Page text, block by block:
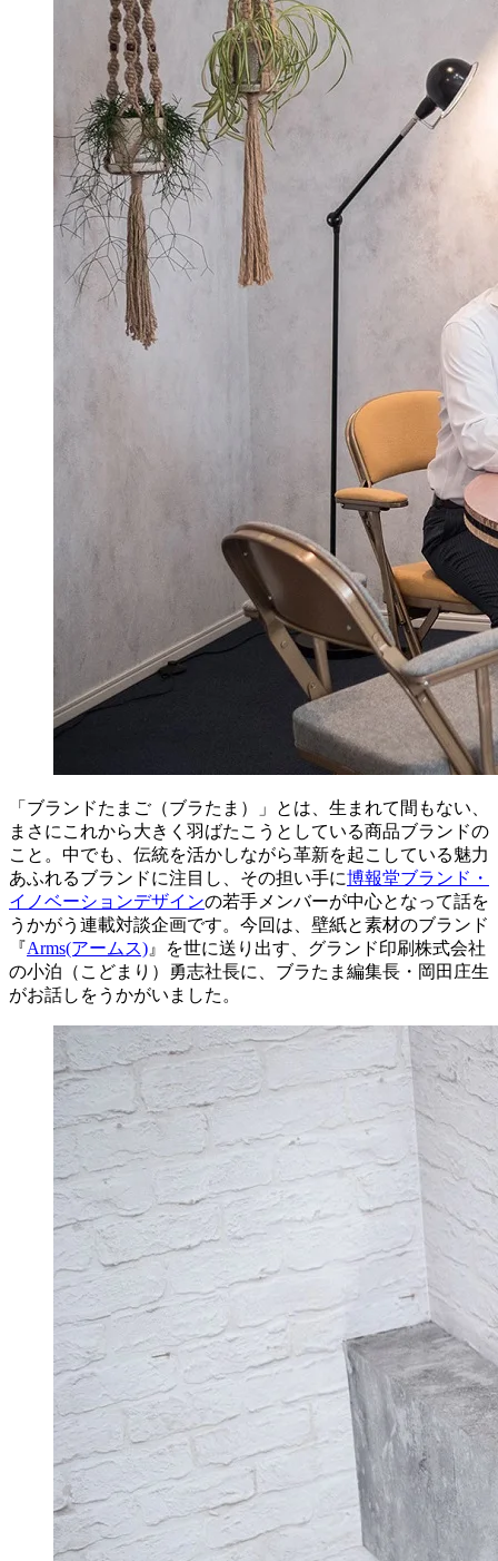
「ブランドたまご（ブラたま）」とは、生まれて間もない、
まさにこれから大きく羽ばたこうとしている商品ブランドの
こと。中でも、伝統を活かしながら革新を起こしている魅力
あふれるブランドに注目し、その担い手に博報堂ブランド・
イノベーションデザインの若手メンバーが中心となって話を
うかがう連載対談企画です。今回は、壁紙と素材のブランド
『Arms(アームス)』を世に送り出す、グランド印刷株式会社
の小泊（こどまり）勇志社長に、ブラたま編集長・岡田庄生
がお話しをうかがいました。